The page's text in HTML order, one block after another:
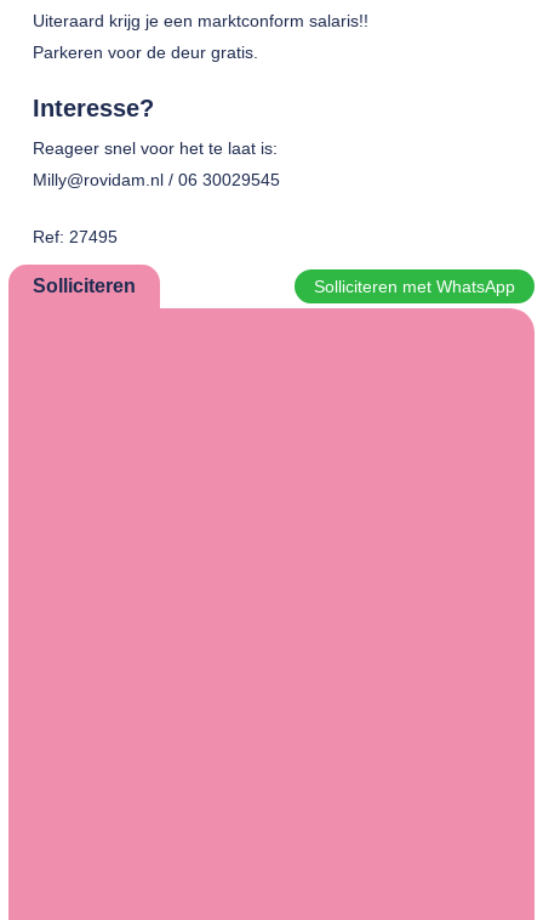
Uiteraard krijg je een marktconform salaris!!
Parkeren voor de deur gratis.
Interesse?
Reageer snel voor het te laat is:
Milly@rovidam.nl / 06 30029545
Ref: 27495
Solliciteren Solliciteren met WhatsApp